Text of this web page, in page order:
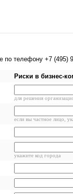
по телефону +7 (495)